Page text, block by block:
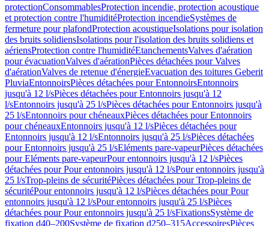
protectionConsommablesProtection incendie, protection acoustique
et protection contre l'humiditéProtection incendieSystèmes de
fermeture pour plafondProtection acoustiqueIsolations pour isolation
des bruits solidiensIsolations pour l'isolation des bruits solidiens et
aériensProtection contre l'humiditéEtanchementsValves d'aération
pour évacuationValves d'aérationPièces détachées pour Valves
d'aérationValves de retenue d'énergieEvacuation des toitures Geberit
PluviaEntonnoirsPièces détachées pour EntonnoirsEntonnoirs
jusqu'à 12 l/sPièces détachées pour Entonnoirs jusqu'à 12
l/sEntonnoirs jusqu'à 25 l/sPièces détachées pour Entonnoirs jusqu'à
25 l/sEntonnoirs pour chéneauxPièces détachées pour Entonnoirs
pour chéneauxEntonnoirs jusqu'à 12 l/sPièces détachées pour
Entonnoirs jusqu'à 12 l/sEntonnoirs jusqu'à 25 l/sPièces détachées
pour Entonnoirs jusqu'à 25 l/sEléments pare-vapeurPièces détachées
pour Eléments pare-vapeurPour entonnoirs jusqu'à 12 l/sPièces
détachées pour Pour entonnoirs jusqu'à 12 l/sPour entonnoirs jusqu'à
25 l/sTrop-pleins de sécuritéPièces détachées pour Trop-pleins de
sécuritéPour entonnoirs jusqu'à 12 l/sPièces détachées pour Pour
entonnoirs jusqu'à 12 l/sPour entonnoirs jusqu'à 25 l/sPièces
détachées pour Pour entonnoirs jusqu'à 25 l/sFixationsSystème de
fixation d40–200Système de fixation d250–315AccessoiresPièces